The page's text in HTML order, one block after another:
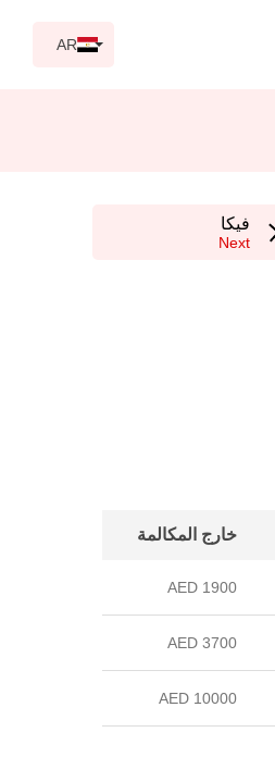
AR
فيكا
Next
خارج المكالمة
1900 AED
3700 AED
10000 AED